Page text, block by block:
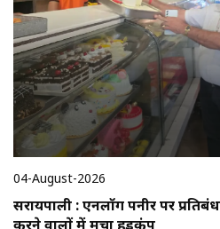
04-August-2026
सरायपाली : एनलॉग पनीर पर
करने वालों में मचा हड़कंप